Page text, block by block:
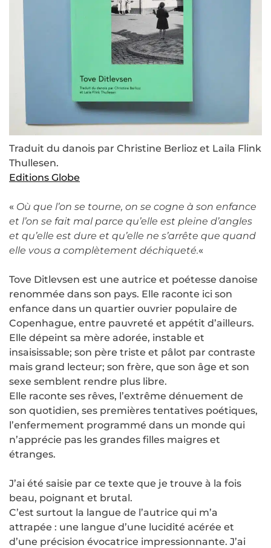
Traduit du danois par Christine Berlioz et Laila Flink
Thullesen.
Editions Globe
« Où que l’on se tourne, on se cogne à son enfance
et l’on se fait mal parce qu’elle est pleine d’angles
et qu’elle est dure et qu’elle ne s’arrête que quand
elle vous a complètement déchiqueté.«
Tove Ditlevsen est une autrice et poétesse danoise
renommée dans son pays. Elle raconte ici son
enfance dans un quartier ouvrier populaire de
Copenhague, entre pauvreté et appétit d’ailleurs.
Elle dépeint sa mère adorée, instable et
insaisissable; son père triste et pâlot par contraste
mais grand lecteur; son frère, que son âge et son
sexe semblent rendre plus libre.
Elle raconte ses rêves, l’extrême dénuement de
son quotidien, ses premières tentatives poétiques,
l’enfermement programmé dans un monde qui
n’apprécie pas les grandes filles maigres et
étranges.
J’ai été saisie par ce texte que je trouve à la fois
beau, poignant et brutal.
C’est surtout la langue de l’autrice qui m’a
attrapée : une langue d’une lucidité acérée et
d’une précision évocatrice impressionnante. J’ai